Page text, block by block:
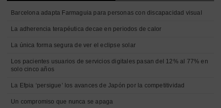
Barcelona adapta Farmaguia para personas con discapacidad visual
La adherencia terapéutica decae en periodos de calor
La única forma segura de ver el eclipse solar
Los pacientes usuarios de servicios digitales pasan del 12% al 77% en
solo cinco años
La Efpia ‘persigue’ los avances de Japón por la competitividad
Un compromiso que nunca se apaga